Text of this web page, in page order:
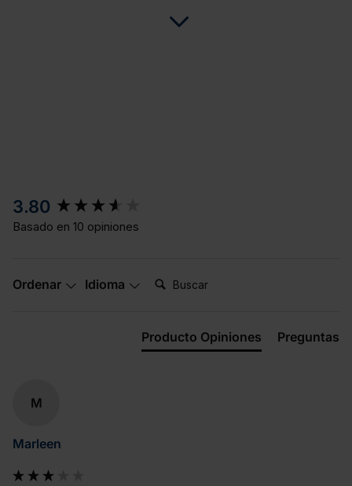
3.80
Basado en 10 opiniones
Ordenar Idioma Buscar:
Producto Opiniones Preguntas
M
Marleen
New content loaded